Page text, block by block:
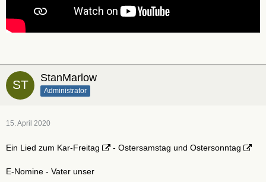
StanMarlow
Administrator
15. April 2020
Ein Lied zum Kar-Freitag - Ostersamstag und Ostersonntag
E-Nomine - Vater unser